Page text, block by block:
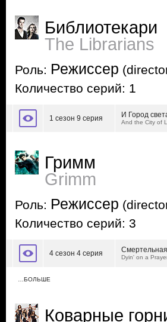
Библиотекари
The Librarians
Роль: Режиссер
Количество серий: 1
1 сезон 9 серия И Город
And the City of
Гримм
Grimm
Роль: Режиссер
Количество серий: 3
4 сезон 4 серия Dyin' on a
…БОЛЬШЕ
Коварные